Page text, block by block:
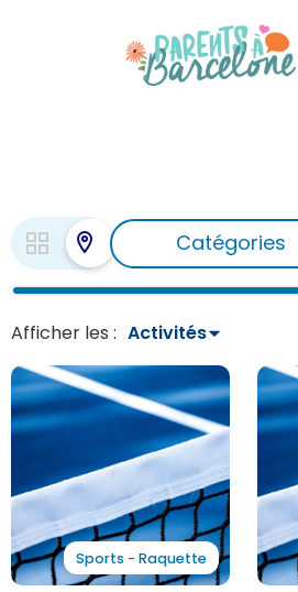
Catégories
Afficher les :
Sports - Raquette